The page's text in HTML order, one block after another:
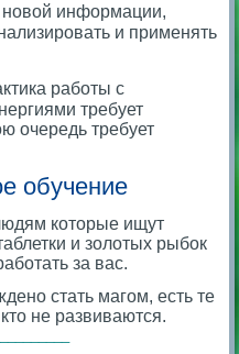
информации,
и применять
работы с
требует
очередь требует
обучение
которые ищут
и золотых рыбок
за вас.
стать магом, есть те
не развиваются.